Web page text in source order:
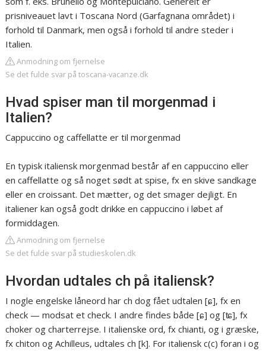
prisniveauet lavt i Toscana Nord (Garfagnana området) i
forhold til Danmark, men også i forhold til andre steder i
Italien.
Anmodning om fjernelse
Se det fulde svar på toscana-vacanze.dk
Hvad spiser man til morgenmad i
Italien?
Cappuccino og caffellatte er til morgenmad
En typisk italiensk morgenmad består af en cappuccino eller
en caffellatte og så noget sødt at spise, fx en skive sandkage
eller en croissant. Det mætter, og det smager dejligt. En
italiener kan også godt drikke en cappuccino i løbet af
formiddagen.
Anmodning om fjernelse
Se det fulde svar på studieskolen.dk
Hvordan udtales ch på italiensk?
I nogle engelske låneord har ch dog fået udtalen [ɕ], fx en
check — modsat et check. I andre findes både [ɕ] og [ʨ], fx
choker og charterrejse. I italienske ord, fx chianti, og i græske,
fx chiton og Achilleus, udtales ch [k]. For italiensk c(c) foran i og